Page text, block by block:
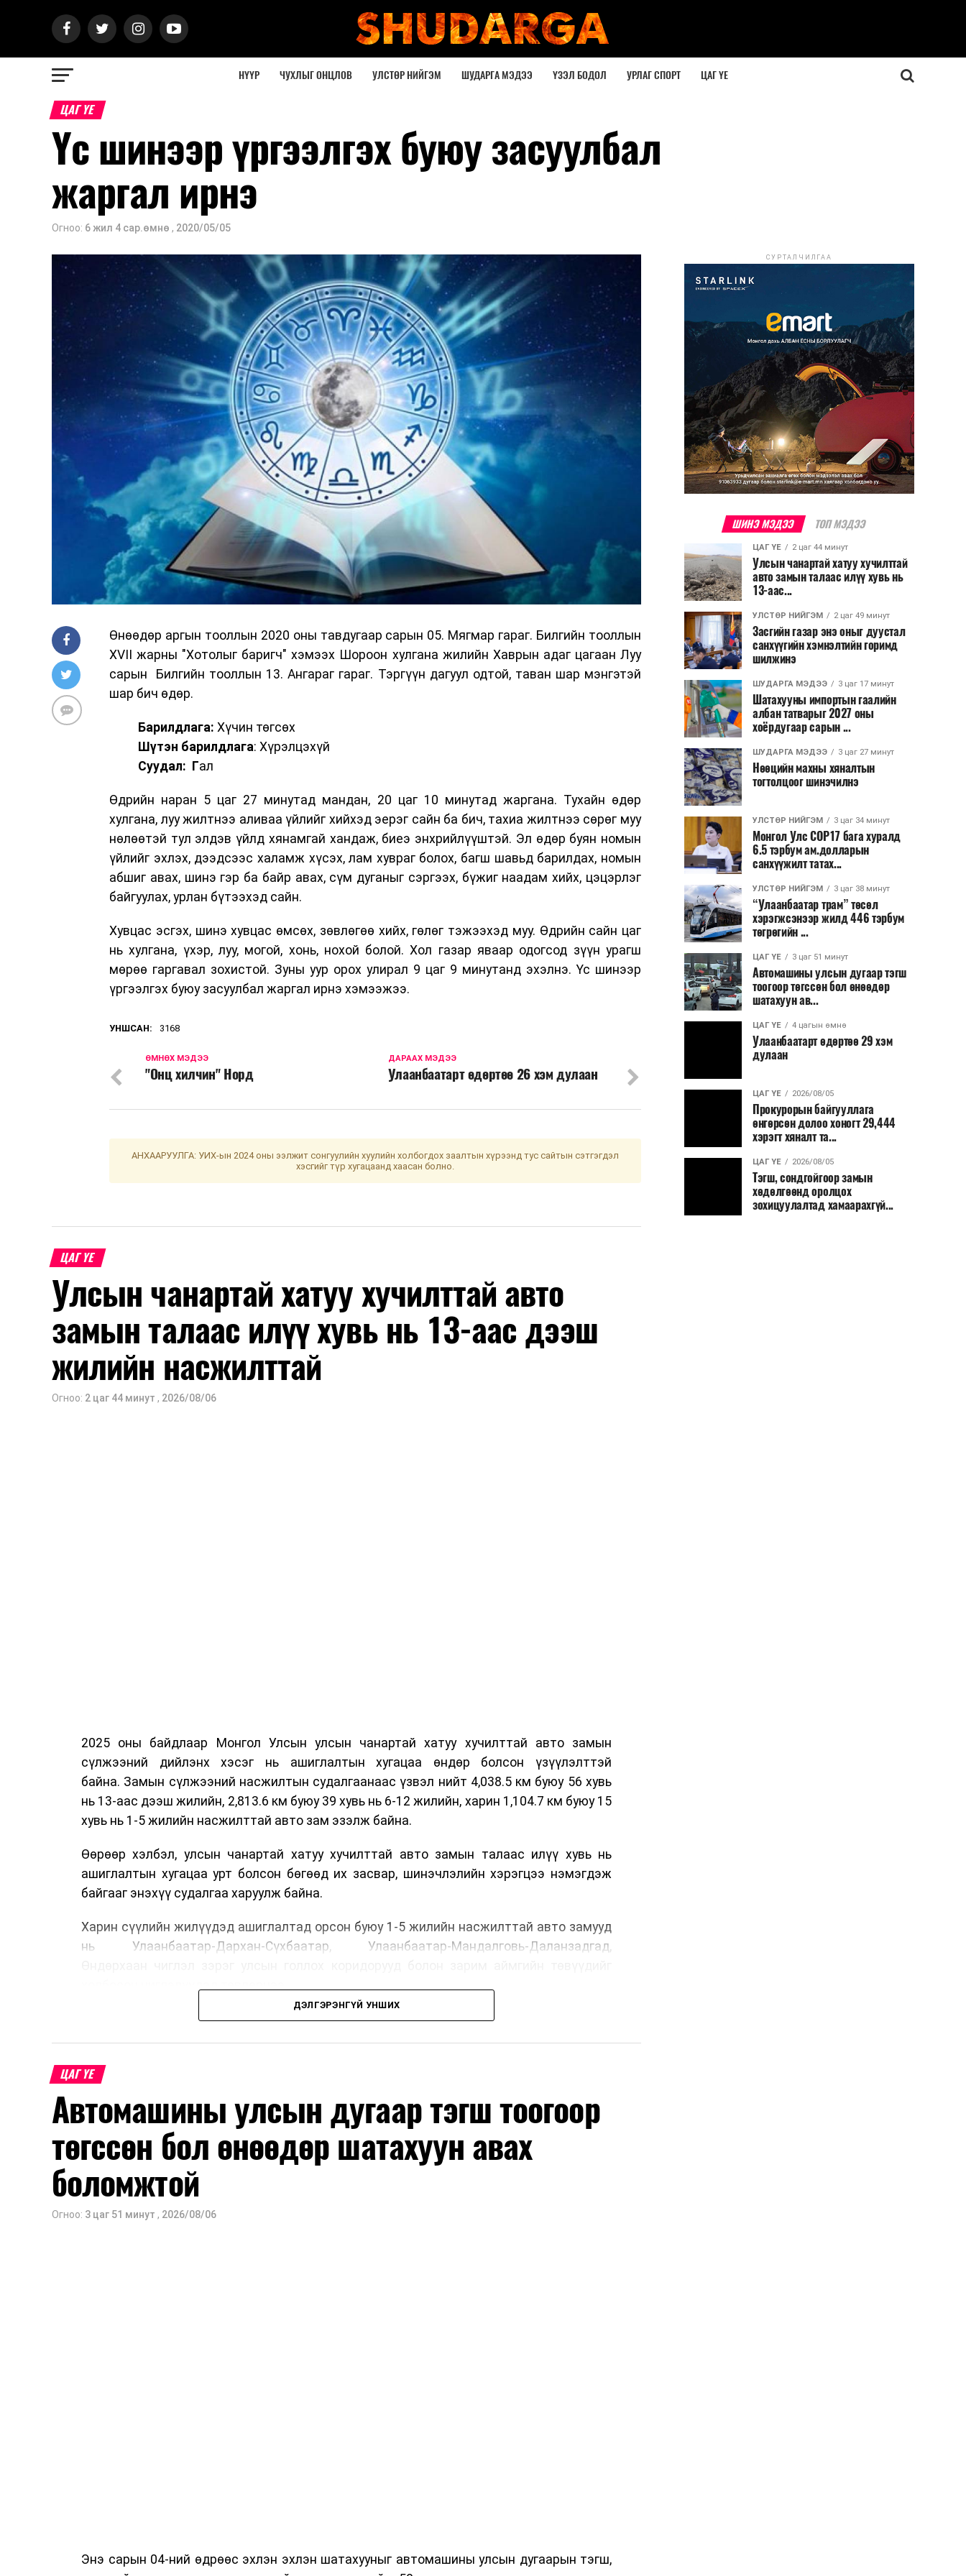
НҮҮР ЧУХЛЫГ ОНЦЛОВ УЛСТӨР НИЙГЭМ ШУДАРГА МЭДЭЭ ҮЗЭЛ БОДОЛ УРЛАГ СПОРТ ЦАГ ҮЕ
ЦАГ ҮЕ
Үс шинээр үргээлгэх буюу засуулбал
жаргал ирнэ
Огноо: 6 жил 4 сар.өмнө , 2020/05/05
Өнөөдөр аргын тооллын 2020 оны тавдугаар сарын 05. Мягмар гараг. Билгийн тооллын
XVII жарны "Хотолыг баригч" хэмээх Шороон хулгана жилийн Хаврын адаг цагаан Луу
сарын Билгийн тооллын 13. Ангараг гараг. Тэргүүн дагуул одтой, таван шар мэнгэтэй
шар бич өдөр.
Барилдлага: Хүчин төгсөх
Шүтэн барилдлага: Хүрэлцэхүй
Суудал: Гал
Өдрийн наран 5 цаг 27 минутад мандан, 20 цаг 10 минутад жаргана. Тухайн өдөр
хулгана, луу жилтнээ аливаа үйлийг хийхэд эерэг сайн ба бич, тахиа жилтнээ сөрөг муу
нөлөөтэй тул элдэв үйлд хянамгай хандаж, биеэ энхрийлүүштэй. Эл өдөр буян номын
үйлийг эхлэх, дээдсээс халамж хүсэх, лам хувраг болох, багш шавьд барилдах, номын
абшиг авах, шинэ гэр ба байр авах, сүм дуганыг сэргээх, бүжиг наадам хийх, цэцэрлэг
байгуулах, урлан бүтээхэд сайн.
Хувцас эсгэх, шинэ хувцас өмсөх, зөвлөгөө хийх, гөлөг тэжээхэд муу. Өдрийн сайн цаг
нь хулгана, үхэр, луу, могой, хонь, нохой болой. Хол газар яваар одогсод зүүн урагш
мөрөө гаргавал зохистой. Зуны уур орох улирал 9 цаг 9 минутанд эхэлнэ. Үс шинээр
үргээлгэх буюу засуулбал жаргал ирнэ хэмээжээ.
УНШСАН: 3168
ДАРААХ МЭДЭЭ
Улаанбаатарт өдөртөө 26 хэм дулаан
ӨМНӨХ МЭДЭЭ
"Онц хилчин" Норд
АНХААРУУЛГА: УИХ-ын 2024 оны ээлжит сонгуулийн хуулийн холбогдох заалтын хүрээнд тус сайтын сэтгэгдэл
хэсгийг түр хугацаанд хаасан болно.
ЦАГ ҮЕ
Улсын чанартай хатуу хучилттай авто
замын талаас илүү хувь нь 13-аас дээш
жилийн насжилттай
Огноо: 2 цаг 44 минут , 2026/08/06
2025 оны байдлаар Монгол Улсын улсын чанартай хатуу хучилттай авто замын
сүлжээний дийлэнх хэсэг нь ашиглалтын хугацаа өндөр болсон үзүүлэлттэй
байна. Замын сүлжээний насжилтын судалгаанаас үзвэл нийт 4,038.5 км буюу 56 хувь
нь 13-аас дээш жилийн, 2,813.6 км буюу 39 хувь нь 6-12 жилийн, харин 1,104.7 км буюу 15
хувь нь 1-5 жилийн насжилттай авто зам эзэлж байна.
Өөрөөр хэлбэл, улсын чанартай хатуу хучилттай авто замын талаас илүү хувь нь
ашиглалтын хугацаа урт болсон бөгөөд их засвар, шинэчлэлийн хэрэгцээ нэмэгдэж
байгааг энэхүү судалгаа харуулж байна.
Харин сүүлийн жилүүдэд ашиглалтад орсон буюу 1-5 жилийн насжилттай авто замууд
нь Улаанбаатар-Дархан-Сүхбаатар, Улаанбаатар-Мандалговь-Даланзадгад,
Авто замын насжилтыг тогтмол үнэлж, их засвар, ээлжит засвар арчлалтын ажлыг
төлөвлөхөд чухал ач холбогдолтойг албаныхан хэлж байна
ДЭЛГЭРЭНГҮЙ УНШИХ
ЦАГ ҮЕ
Автомашины улсын дугаар тэгш тоогоор
төгссөн бол өнөөдөр шатахуун авах
боломжтой
Огноо: 3 цаг 51 минут , 2026/08/06
Энэ сарын 04-ний өдрөөс эхлэн эхлэн шатахууныг автомашины улсын дугаарын тэгш,
СУРТАЛЧИЛГАА
ШИНЭ МЭДЭЭ ТОП МЭДЭЭ
ЦАГ ҮЕ 2 цаг 44 минут
Улсын чанартай хатуу хучилттай
авто замын талаас илүү хувь нь
13-аас...
УЛСТӨР НИЙГЭМ 2 цаг 49 минут
Засгийн газар энэ оныг дуустал
санхүүгийн хэмнэлтийн горимд
шилжинэ
ШУДАРГА МЭДЭЭ 3 цаг 17 минут
Шатахууны импортын гаалийн
албан татварыг 2027 оны
хоёрдугаар сарын ...
ШУДАРГА МЭДЭЭ 3 цаг 27 минут
Нөөцийн махны хяналтын
тогтолцоог шинэчилнэ
УЛСТӨР НИЙГЭМ 3 цаг 34 минут
Монгол Улс COP17 бага хуралд
6.5 тэрбум ам.долларын
санхүүжилт татах...
УЛСТӨР НИЙГЭМ 3 цаг 38 минут
“Улаанбаатар трам” төсөл
хэрэгжсэнээр жилд 446 тэрбум
төгрөгийн ...
ЦАГ ҮЕ 3 цаг 51 минут
Автомашины улсын дугаар тэгш
тоогоор төгссөн бол өнөөдөр
шатахуун ав...
ЦАГ ҮЕ 4 цагын өмнө
Улаанбаатарт өдөртөө 29 хэм
дулаан
ЦАГ ҮЕ 2026/08/05
Прокурорын байгууллага
өнгөрсөн долоо хоногт 29,444
хэрэгт хяналт та...
ЦАГ ҮЕ 2026/08/05
Тэгш, сондгойгоор замын
хөдөлгөөнд оролцох
зохицуулалтад хамаарахгүй...